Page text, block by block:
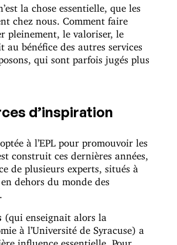
la chose essentielle, que les
chez nous. Comment faire
pleinement, le valoriser, le
au bénéfice des autres services
qui sont parfois jugés plus
d’inspiration
à l’EPL pour promouvoir les
construit ces dernières années,
de plusieurs experts, situés à
dehors du monde des
(qui enseignait alors la
à l’Université de Syracuse) a
influence essentielle. Pour